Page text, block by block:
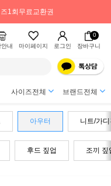
1회무료교환권
내 마이페이지 로그인
0
장바구니
사이즈전체 브랜드전체
아우터 니트/가
후드 짚업 조끼 짚